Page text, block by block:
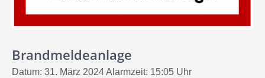
Brandmeldeanlage
Datum: 31. März 2024 Alarmzeit: 15:05 Uhr